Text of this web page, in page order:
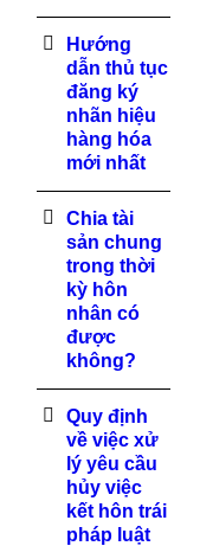
Hướng
dẫn thủ tục
đăng ký
nhãn hiệu
hàng hóa
mới nhất
Chia tài
sản chung
trong thời
kỳ hôn
nhân có
được
không?
Quy định
về việc xử
lý yêu cầu
hủy việc
kết hôn trái
pháp luật